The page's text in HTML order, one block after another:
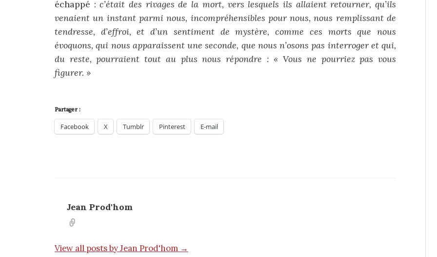
échappé : c’était des rivages de la mort, vers lesquels ils allaient retourner, qu’ils
venaient un instant parmi nous, incompréhensibles pour nous, nous remplissant de
tendresse, d’effroi, et d’un sentiment de mystère, comme ces morts que nous
évoquons, qui nous apparaissent une seconde, que nous n’osons pas interroger et qui,
du reste, pourraient tout au plus nous répondre : « Vous ne pourriez pas vous
figurer. »
Partager :
Facebook X Tumblr Pinterest E-mail
Jean Prod'hom
View all posts by Jean Prod'hom →